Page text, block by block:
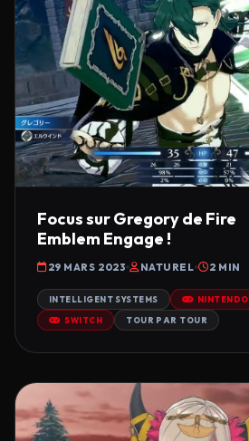
Focus sur Gregory de Fire
Emblem Engage !
29 MARS 2023 NATUREL 2 MIN
INTELLIGENT SYSTEMS NINTENDO
SWITCH TOUR PAR TOUR